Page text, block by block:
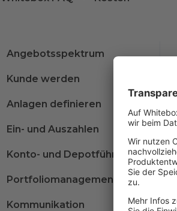
Angebotsspektrum
Kunde werden
Anlagen definieren
Ein- und Auszahlen
Konto- und Depotführung
Portfoliomanagement
Kommunikation